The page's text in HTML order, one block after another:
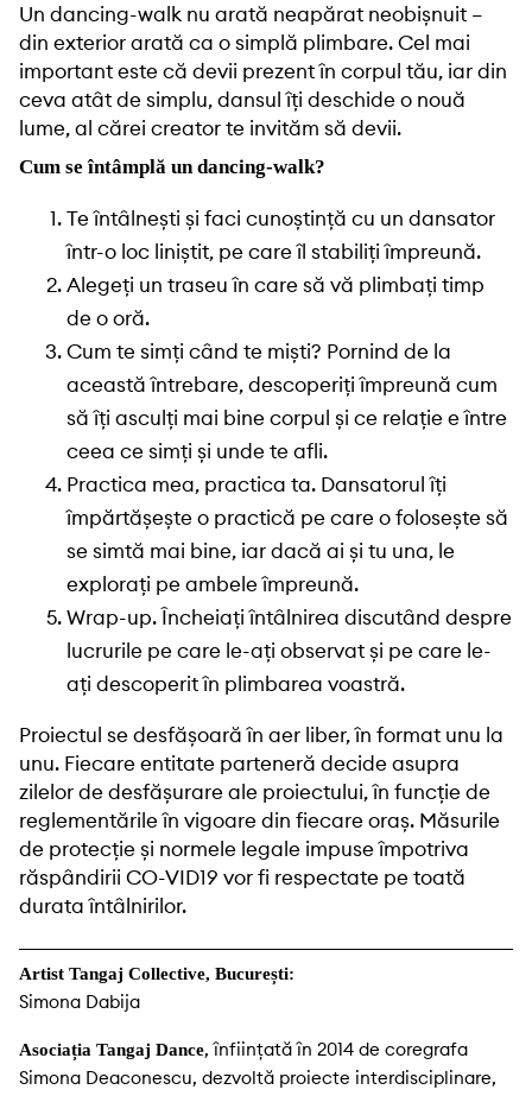
Un dancing-walk nu arată neapărat neobișnuit –
din exterior arată ca o simplă plimbare. Cel mai
important este că devii prezent în corpul tău, iar din
ceva atât de simplu, dansul îți deschide o nouă
lume, al cărei creator te invităm să devii.
Cum se întâmplă un dancing-walk?
Te întâlnești și faci cunoștință cu un dansator
într-o loc liniștit, pe care îl stabiliți împreună.
Alegeți un traseu în care să vă plimbați timp
de o oră.
Cum te simți când te miști? Pornind de la
această întrebare, descoperiți împreună cum
să îți asculți mai bine corpul și ce relație e între
ceea ce simți și unde te afli.
Practica mea, practica ta. Dansatorul îți
împărtășește o practică pe care o folosește să
se simtă mai bine, iar dacă ai și tu una, le
explorați pe ambele împreună.
Wrap-up. Încheiați întâlnirea discutând despre
lucrurile pe care le-ați observat și pe care le-
ați descoperit în plimbarea voastră.
Proiectul se desfășoară în aer liber, în format unu la
unu. Fiecare entitate parteneră decide asupra
zilelor de desfășurare ale proiectului, în funcție de
reglementările în vigoare din fiecare oraș. Măsurile
de protecție și normele legale impuse împotriva
răspândirii CO-VID19 vor fi respectate pe toată
durata întâlnirilor.
Artist Tangaj Collective, București:
Simona Dabija
Asociația Tangaj Dance, înființată în 2014 de coregrafa
Simona Deaconescu, dezvoltă proiecte interdisciplinare,